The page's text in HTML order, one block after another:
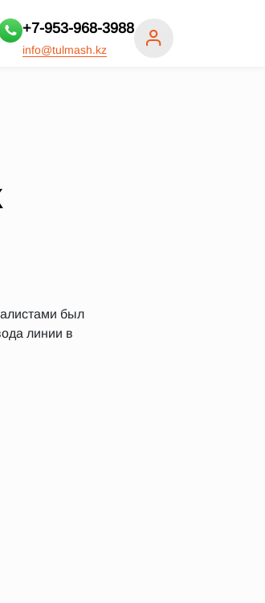
+7-953-968-3988
info@tulmash.kz
был
линии в